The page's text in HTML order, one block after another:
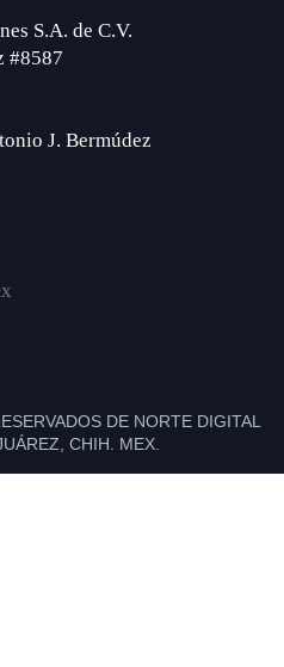
S.A. de C.V.
#8587
J. Bermúdez
DE NORTE DIGITAL
CHIH. MEX.